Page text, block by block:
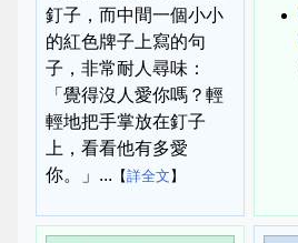
釘子，而中間一個小小
的紅色牌子上寫的句
子，非常耐人尋味：
「覺得沒人愛你嗎？輕
輕地把手掌放在釘子
上，看看他有多愛
你。」... 【詳全文 】